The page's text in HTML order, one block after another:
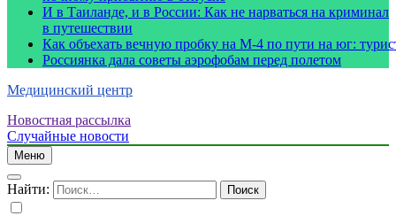
И в Таиланде, и в России: Как не нарваться на криминал
в путешествии
Как объехать вечную пробку на М-4 по пути на юг:
Россиянка дала советы аэрофобам перед полетом
Медицинский центр
Новостная рассылка
Случайные новости
Меню
Найти: